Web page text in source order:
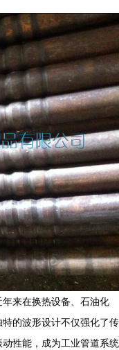
来在换热设备、石油化
的波形设计不仅强化了传
性能，成为工业管道系统